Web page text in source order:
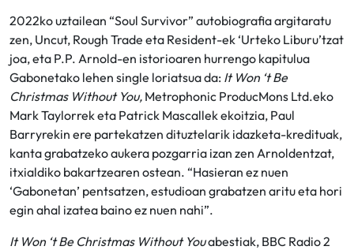
2022ko uztailean “Soul Survivor” autobiografia argitaratu
zen, Uncut, Rough Trade eta Resident-ek ‘Urteko Liburu’tzat
joa, eta P.P. Arnold-en istorioaren hurrengo kapitulua
Gabonetako lehen single loriatsua da: It Won ‘t Be
Christmas Without You, Metrophonic ProducMons Ltd.eko
Mark Taylorrek eta Patrick Mascallek ekoitzia, Paul
Barryrekin ere partekatzen dituztelarik idazketa-kredituak,
kanta grabatzeko aukera pozgarria izan zen Arnoldentzat,
itxialdiko bakartzearen ostean. “Hasieran ez nuen
‘Gabonetan’ pentsatzen, estudioan grabatzen aritu eta hori
egin ahal izatea baino ez nuen nahi”.
It Won ‘t Be Christmas Without Youabestiak, BBC Radio 2